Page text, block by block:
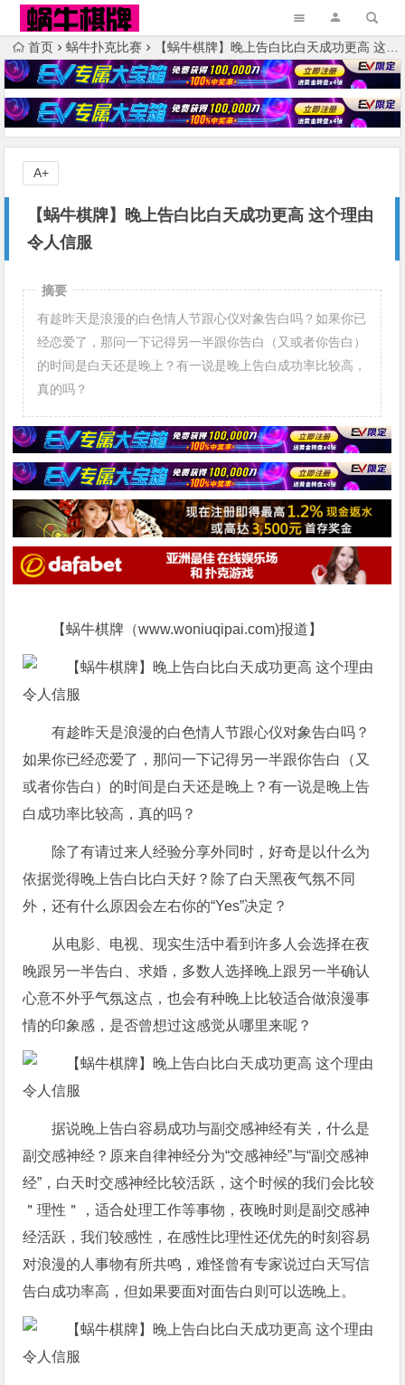
首页 蜗牛扑克比赛 【蜗牛棋牌】晚上告白比白天成功更高 这个理由令人信服
【蜗牛棋牌】晚上告白比白天成功更高 这个理由
令人信服
A+
摘要
有趁昨天是浪漫的白色情人节跟心仪对象告白吗？如果你已
经恋爱了，那问一下记得另一半跟你告白（又或者你告白）
的时间是白天还是晚上？有一说是晚上告白成功率比较高，
真的吗？
【蜗牛棋牌（www.woniuqipai.com)报道】
有趁昨天是浪漫的白色情人节跟心仪对象告白吗？
如果你已经恋爱了，那问一下记得另一半跟你告白（又
或者你告白）的时间是白天还是晚上？有一说是晚上告
白成功率比较高，真的吗？
除了有请过来人经验分享外同时，好奇是以什么为
依据觉得晚上告白比白天好？除了白天黑夜气氛不同
外，还有什么原因会左右你的“Yes”决定？
从电影、电视、现实生活中看到许多人会选择在夜
晚跟另一半告白、求婚，多数人选择晚上跟另一半确认
心意不外乎气氛这点，也会有种晚上比较适合做浪漫事
情的印象感，是否曾想过这感觉从哪里来呢？
据说晚上告白容易成功与副交感神经有关，什么是
副交感神经？原来自律神经分为“交感神经”与“副交感神
经”，白天时交感神经比较活跃，这个时候的我们会比较
＂理性＂，适合处理工作等事物，夜晚时则是副交感神
经活跃，我们较感性，在感性比理性还优先的时刻容易
对浪漫的人事物有所共鸣，难怪曾有专家说过白天写信
告白成功率高，但如果要面对面告白则可以选晚上。